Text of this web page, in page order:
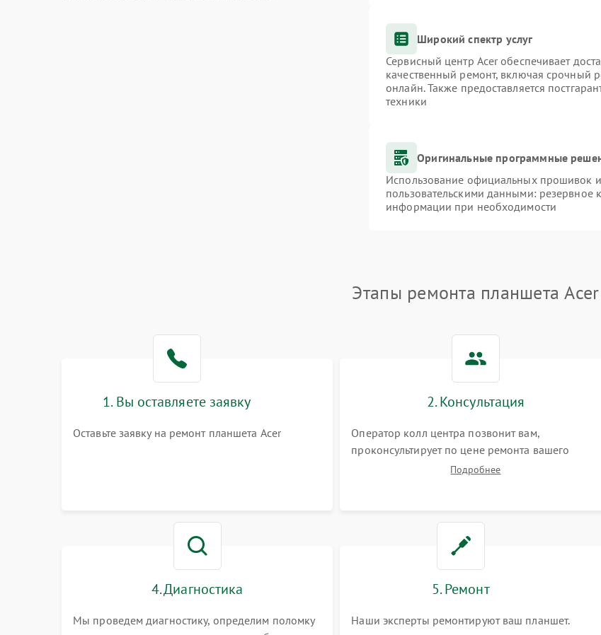
Широкий спектр услуг
Сервисный центр Acer обеспечивает
качественный ремонт, включая срочный
онлайн. Также предоставляется
техники
Оригинальные программные
Использование официальных прошивок и
пользовательскими данными: резервное
информации при необходимости
Этапы ремонта планшета Acer
1. Вы оставляете заявку
Оставьте заявку на ремонт планшета Acer
2. Консультация
Оператор колл центра позвонит вам,
проконсультирует по цене ремонта вашего
планшета а также ответит на все ваши вопросы.
Подробнее
4. Диагностика
Мы проведем диагностику, определим поломку
5. Ремонт
Наши эксперты ремонтируют ваш планшет.